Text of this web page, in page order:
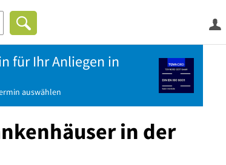
für Ihr Anliegen in
auswählen
in der